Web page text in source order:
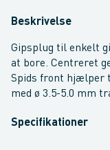
Beskrivelse
Gipsplug til enkelt
at bore. Centreret
Spids front hjælper
med ø 3.5-5.0 mm
Specifikationer